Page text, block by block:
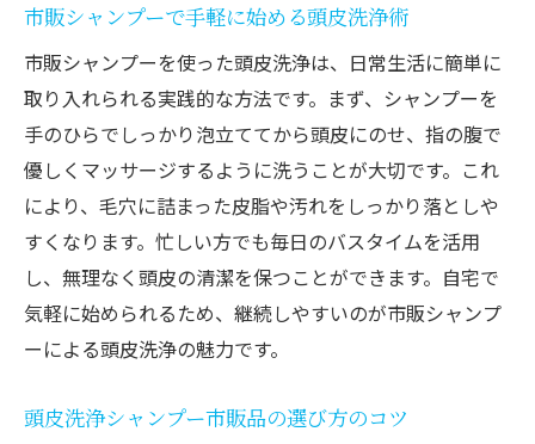
市販シャンプーで手軽に始める頭皮洗浄術
市販シャンプーを使った頭皮洗浄は、日常生活に簡単に
取り入れられる実践的な方法です。まず、シャンプーを
手のひらでしっかり泡立ててから頭皮にのせ、指の腹で
優しくマッサージするように洗うことが大切です。これ
により、毛穴に詰まった皮脂や汚れをしっかり落としや
すくなります。忙しい方でも毎日のバスタイムを活用
し、無理なく頭皮の清潔を保つことができます。自宅で
気軽に始められるため、継続しやすいのが市販シャンプ
ーによる頭皮洗浄の魅力です。
頭皮洗浄シャンプー市販品の選び方のコツ